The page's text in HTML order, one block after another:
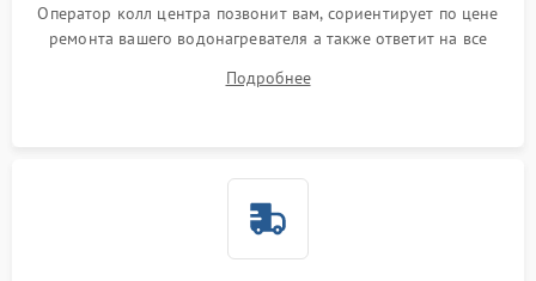
Оператор колл центра позвонит вам, сориентирует по цене
ремонта вашего водонагревателя а также ответит на все
Подробнее